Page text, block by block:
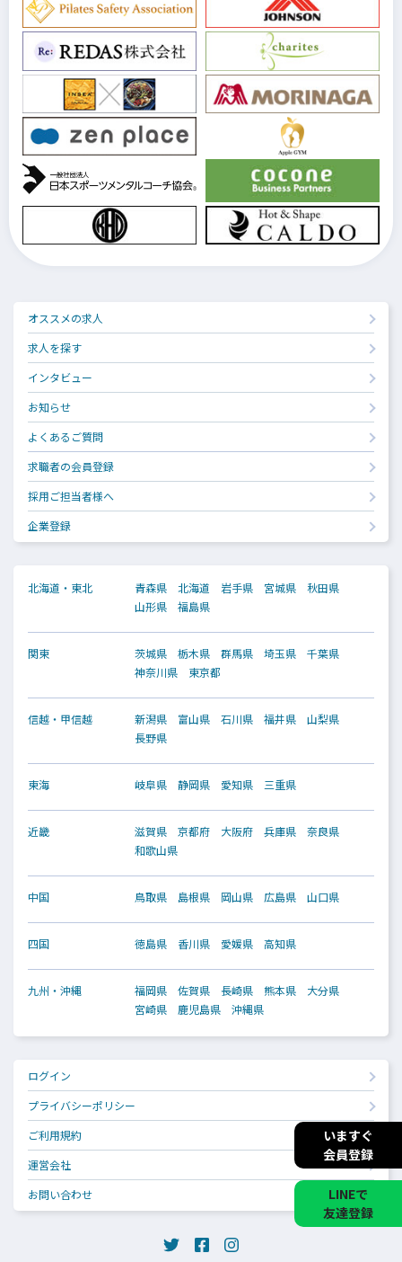
いますぐ
会員登録
LINEで
友達登録
オススメの求人
求人を探す
インタビュー
お知らせ
よくあるご質問
求職者の会員登録
採用ご担当者様へ
企業登録
北海道・東北 青森県 北海道 岩手県 宮城県
秋田県
山形県
福島県
関東 茨城県 栃木県 群馬県 埼玉県
千葉県
神奈川県
東京都
信越・甲信越 新潟県 富山県 石川県 福井県
山梨県
長野県
東海 岐阜県 静岡県 愛知県 三重県
近畿 滋賀県 京都府 大阪府 兵庫県
奈良県
和歌山県
中国 鳥取県 島根県 岡山県 広島県 山口県
四国 徳島県 香川県 愛媛県 高知県
九州・沖縄 福岡県 佐賀県 長崎県 熊本県
大分県
宮崎県
鹿児島県 沖縄県
ログイン
プライバシーポリシー
ご利用規約
運営会社
お問い合わせ